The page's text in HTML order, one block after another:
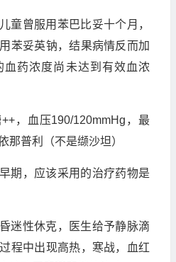
童曾服用苯巴比妥十个月，
苯妥英钠，结果病情反而加
血药浓度尚未达到有效血浓
，血压190/120mmHg，最
那普利（不是缬沙坦）
期，应该采用的治疗药物是
迷性休克，医生给予静脉滴
程中出现高热，寒战，血红